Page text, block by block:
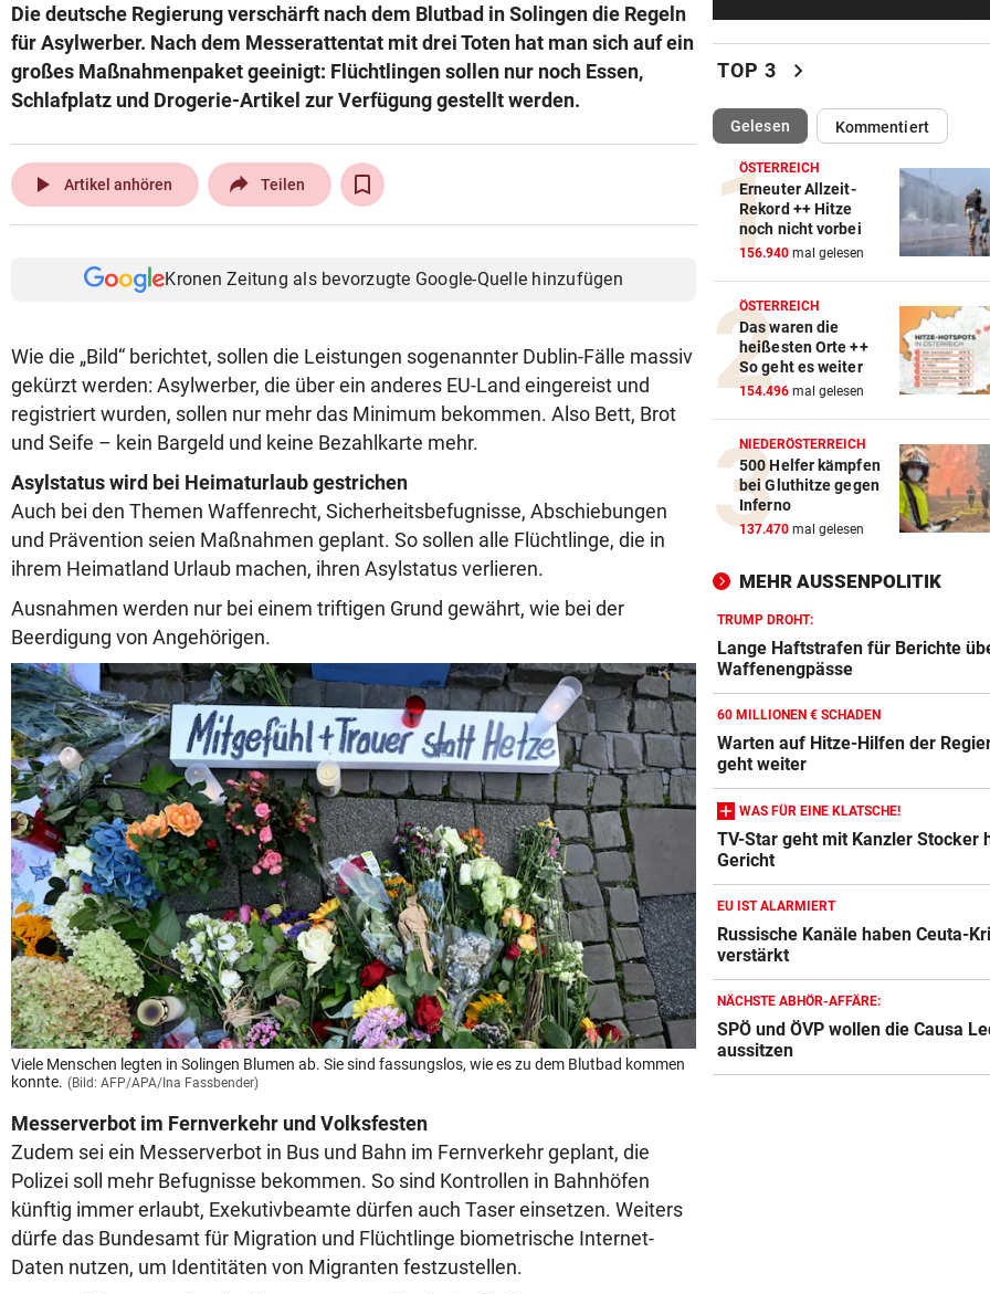
Die deutsche Regierung verschärft nach dem Blutbad in Solingen die Regeln
für Asylwerber. Nach dem Messerattentat mit drei Toten hat man sich auf ein
großes Maßnahmenpaket geeinigt: Flüchtlingen sollen nur noch Essen,
Schlafplatz und Drogerie-Artikel zur Verfügung gestellt werden.
play_arrow Artikel anhören Teilen
Kronen Zeitung als bevorzugte Google-Quelle hinzufügen
Wie die „Bild“ berichtet, sollen die Leistungen sogenannter Dublin-Fälle massiv
gekürzt werden: Asylwerber, die über ein anderes EU-Land eingereist und
registriert wurden, sollen nur mehr das Minimum bekommen. Also Bett, Brot
und Seife – kein Bargeld und keine Bezahlkarte mehr.
Asylstatus wird bei Heimaturlaub gestrichen
Auch bei den Themen Waffenrecht, Sicherheitsbefugnisse, Abschiebungen
und Prävention seien Maßnahmen geplant. So sollen alle Flüchtlinge, die in
ihrem Heimatland Urlaub machen, ihren Asylstatus verlieren.
Ausnahmen werden nur bei einem triftigen Grund gewährt, wie bei der
Beerdigung von Angehörigen.
Viele Menschen legten in Solingen Blumen ab. Sie sind fassungslos, wie es zu dem Blutbad kommen
konnte. (Bild: AFP/APA/Ina Fassbender)
Messerverbot im Fernverkehr und Volksfesten
Zudem sei ein Messerverbot in Bus und Bahn im Fernverkehr geplant, die
Polizei soll mehr Befugnisse bekommen. So sind Kontrollen in Bahnhöfen
künftig immer erlaubt, Exekutivbeamte dürfen auch Taser einsetzen. Weiters
dürfe das Bundesamt für Migration und Flüchtlinge biometrische Internet-
Daten nutzen, um Identitäten von Migranten festzustellen.
Reusser vor Ventoux-Etappe
weiter im Gelben Trikot
Vinicius Jr. verlängert bei
Madrid bis 2032
UKRAINISCHER ANGRIFF?
Vor Oman havarierter
Ölkatastrophe droht
ÖFB-Kicker Wimmer packt
Morddrohungen aus
ABSCHIED AUS ENGLAND
Spanien-Star Rodri vor
zum FC Barcelona
2 JAHRE LANG GETESTET
Drei Steirer tüfteln an der
„In der Wohnung war es
und stockfinster“
CONFERENCE LEAGUE
Später Doppelschlag fixiert
Rapid-Sieg in Estland
Warten auf Hitze-Hilfen der
Regierung geht weiter
42,2 GRAD!
Auch in der Slowakei neuer
Allzeit-Rekord
WAS FÜR EINE KLATSCHE!
TV-Star geht mit Kanzler
hart ins Gericht
TOP 3 chevron_right
Gelesen(ausgewählt)Kommentiert
ÖSTERREICH
Erneuter Allzeit-
Rekord ++ Hitze
noch nicht vorbei
156.940 mal gelesen
ÖSTERREICH
Das waren die
heißesten Orte ++
So geht es weiter
154.496 mal gelesen
NIEDERÖSTERREICH
500 Helfer kämpfen
bei Gluthitze gegen
Inferno
137.470 mal gelesen
MEHR AUSSENPOLITIK
TRUMP DROHT:
Lange Haftstrafen für Berichte
Waffenengpässe
60 MILLIONEN € SCHADEN
Warten auf Hitze-Hilfen der
geht weiter
WAS FÜR EINE KLATSCHE!
TV-Star geht mit Kanzler Stocker
Gericht
EU IST ALARMIERT
Russische Kanäle haben Ceuta-
verstärkt
NÄCHSTE ABHÖR-AFFÄRE:
SPÖ und ÖVP wollen die Causa
aussitzen